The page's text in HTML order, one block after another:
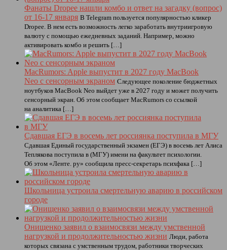
Фанаты Dropee нашли комбо и ответ на загадку (вопрос)
от 16-17 января В Telegram пользуется популярностью кликер
Dropee. В нем есть возможность легко заработать внутриигровую
валюту с помощью ежедневных заданий. Например, можно
активировать комбо и решить […]
MacRumors: Apple выпустит в 2027 году MacBook
Neo с сенсорным экраном Следующее поколение бюджетных
ноутбуков MacBook Neo выйдет уже в 2027 году и может получить
сенсорный экран. Об этом сообщает MacRumors со ссылкой
на аналитика […]
Сдавшая ЕГЭ в восемь лет россиянка поступила в МГУ
Сдавшая Единый государственный экзамен (ЕГЭ) в восемь лет Алиса
Теплякова поступила в (МГУ) имени на факультет психологии.
Об этом «Ленте. ру» сообщила пресс-секретарь психфака […]
Школьница устроила смертельную аварию в российском
городе
Онищенко заявил о взаимосвязи между умственной
нагрузкой и продолжительностью жизни Люди, работа
которых связана с умственным трудом, работники творческих